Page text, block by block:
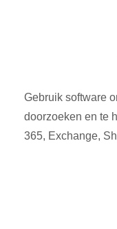
Gebruik software
doorzoeken en te
365, Exchange,